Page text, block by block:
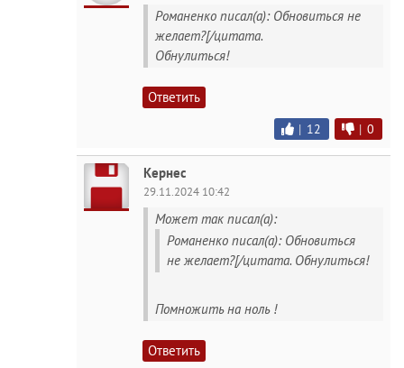
Романенко писал(а): Обновиться не
желает?[/цитата.
Обнулиться!
Ответить
| 12 | 0
Кернес
29.11.2024 10:42
Может так писал(а):
Романенко писал(а): Обновиться
не желает?[/цитата. Обнулиться!
Помножить на ноль !
Ответить